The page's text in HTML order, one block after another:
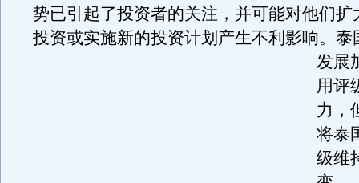
势已引起了投资者的关注，并可能对他们扩
投资或实施新的投资计划产生不利影响。 泰
发展
用评
力，
将泰
级维